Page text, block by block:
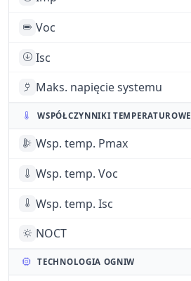
Voc
Isc
Maks. napięcie systemu
WSPÓŁCZYNNIKI TEMPERATUROWE
Wsp. temp. Pmax
Wsp. temp. Voc
Wsp. temp. Isc
NOCT
TECHNOLOGIA OGNIW